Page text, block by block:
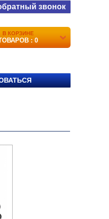
звонок
В КОРЗИНЕ
: 0